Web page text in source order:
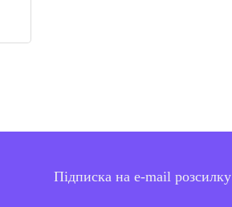
Підписка на e-mail розсилку